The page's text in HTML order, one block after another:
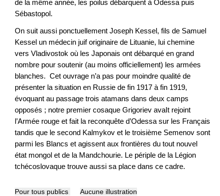
de la même année, les poilus débarquent à Odessa puis
Sébastopol.
On suit aussi ponctuellement Joseph Kessel, fils de Samuel
Kessel un médecin juif originaire de Lituanie, lui chemine
vers Vladivostok où les Japonais ont débarqué en grand
nombre pour soutenir (au moins officiellement) les armées
blanches. Cet ouvrage n’a pas pour moindre qualité de
présenter la situation en Russie de fin 1917 à fin 1919,
évoquant au passage trois atamans dans deux camps
opposés ; notre premier cosaque Grigoriev avaIt rejoint
l’Armée rouge et fait la reconquête d’Odessa sur les Français
tandis que le second Kalmykov et le troisième Semenov sont
parmi les Blancs et agissent aux frontières du tout nouvel
état mongol et de la Mandchourie. Le périple de la Légion
tchécoslovaque trouve aussi sa place dans ce cadre.
Pour tous publics Aucune illustration